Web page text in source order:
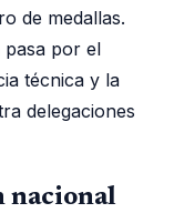
de medallas.
pasa por el
técnica y la
delegaciones
nacional